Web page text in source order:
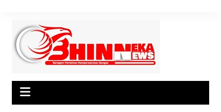
content